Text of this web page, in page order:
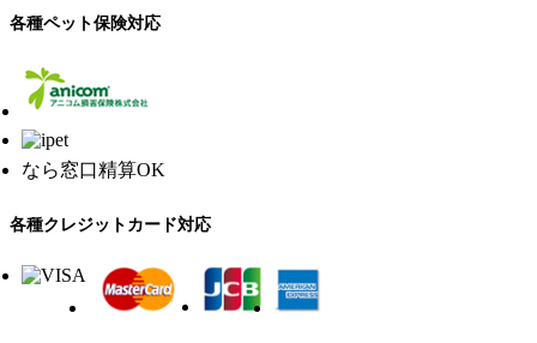
各種ペット保険対応
なら窓口精算OK
各種クレジットカード対応